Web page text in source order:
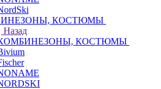
КОСТЮМЫ
Назад
КОСТЮМЫ